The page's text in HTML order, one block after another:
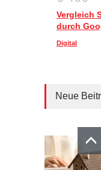
Vergleich
durch
Digital
Neue